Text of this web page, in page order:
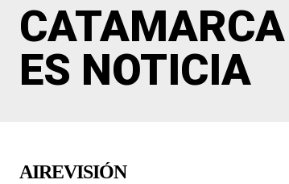
CATAMARCA
ES NOTICIA
AIREVISIÓN